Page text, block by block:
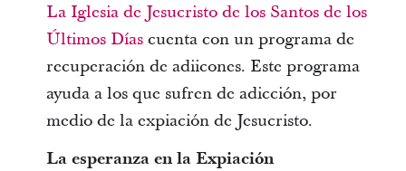
La Iglesia de Jesucristo de los Santos de los
Últimos Días cuenta con un programa de
recuperación de adiicones. Este programa
ayuda a los que sufren de adicción, por
medio de la expiación de Jesucristo.
La esperanza en la Expiación